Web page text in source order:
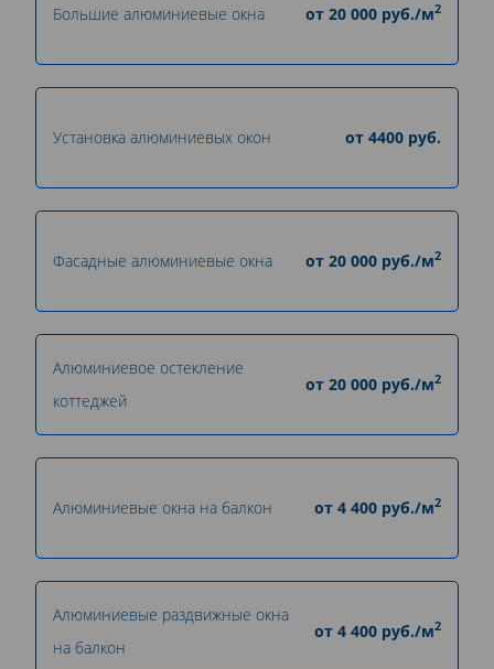
Большие алюминиевые окна от 20 000 руб./м2
Установка алюминиевых окон от 4400 руб.
Фасадные алюминиевые окна от 20 000 руб./м2
Алюминиевое остекление
коттеджей
от 20 000 руб./м2
Алюминиевые окна на балкон от 4 400 руб./м2
Алюминиевые раздвижные окна
на балкон
от 4 400 руб./м2